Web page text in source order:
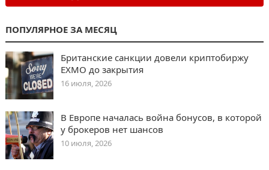
ПОПУЛЯРНОЕ ЗА МЕСЯЦ
Британские санкции довели криптобиржу
EXMO до закрытия
16 июля, 2026
В Европе началась война бонусов, в которой
у брокеров нет шансов
10 июля, 2026